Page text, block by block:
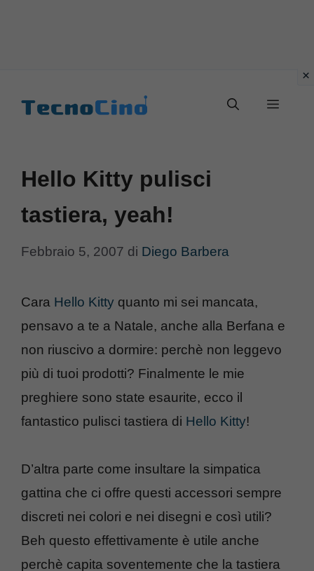
Menu
Hello Kitty pulisci
tastiera, yeah!
Febbraio 5, 2007 di Diego Barbera
Cara Hello Kitty quanto mi sei mancata,
pensavo a te a Natale, anche alla Berfana e
non riuscivo a dormire: perchè non leggevo
più di tuoi prodotti? Finalmente le mie
preghiere sono state esaurite, ecco il
fantastico pulisci tastiera di Hello Kitty!
D’altra parte come insultare la simpatica
gattina che ci offre questi accessori sempre
discreti nei colori e nei disegni e così utili?
Beh questo effettivamente è utile anche
perchè capita soventemente che la tastiera